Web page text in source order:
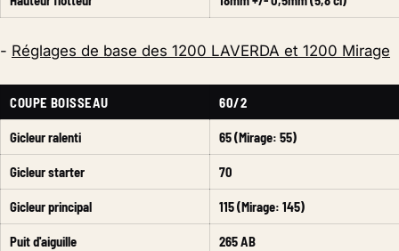
- Réglages de base des 1200 LAVERDA et 1200 Mirage
COUPE BOISSEAU 60/2
Gicleur ralenti 65 (Mirage: 55)
Gicleur starter 70
Gicleur principal 115 (Mirage: 145)
Puit d'aiguille 265 AB